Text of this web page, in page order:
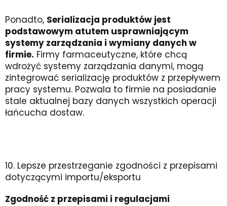
Ponadto, Serializacja produktów jest
podstawowym atutem usprawniającym
systemy zarządzania i wymiany danych w
firmie. Firmy farmaceutyczne, które chcą
wdrożyć systemy zarządzania danymi, mogą
zintegrować serializację produktów z przepływem
pracy systemu. Pozwala to firmie na posiadanie
stale aktualnej bazy danych wszystkich operacji
łańcucha dostaw.
10. Lepsze przestrzeganie zgodności z przepisami
dotyczącymi importu/eksportu
Zgodność z przepisami i regulacjami